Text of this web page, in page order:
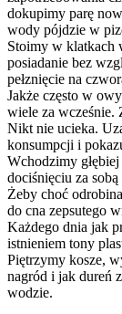
dokupimy parę
wody pójdzie w
Stoimy w klatkach
posiadanie bez
pełznięcie na
Jakże często w
wiele za wcześnie.
Nikt nie ucieka.
konsumpcji i
Wchodzimy
dociśnięciu za
Żeby choć
do cna zepsutego
Każdego dnia jak
istnieniem tony
Piętrzymy kosze,
nagród i jak dureń
wodzie.